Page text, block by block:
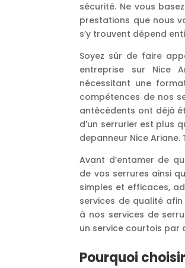
sécurité. Ne vous
prestations que nous
s’y trouvent dépend
Soyez sûr de faire
entreprise sur Nice
nécessitant une
compétences de nos
antécédents ont déjà
d’un serrurier est plus
depanneur Nice
Avant d’entamer de
de vos serrures ainsi
simples et efficaces,
services de qualité
à nos services de
un service courtois par
Pourquoi